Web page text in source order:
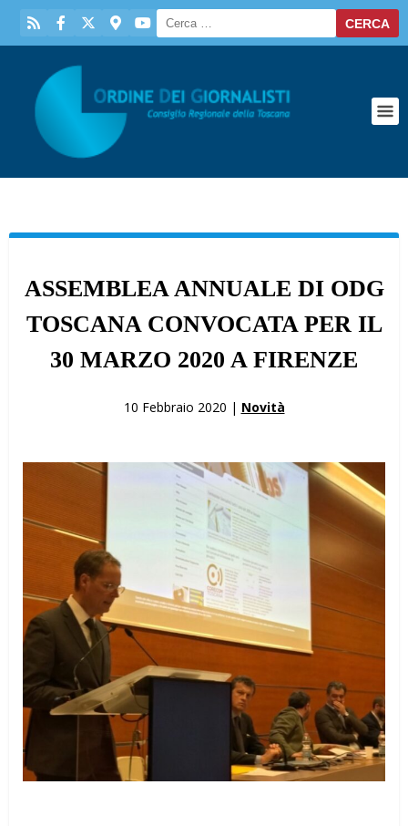
ASSEMBLEA ANNUALE DI ODG
TOSCANA CONVOCATA PER IL
30 MARZO 2020 A FIRENZE
10 Febbraio 2020 | Novità